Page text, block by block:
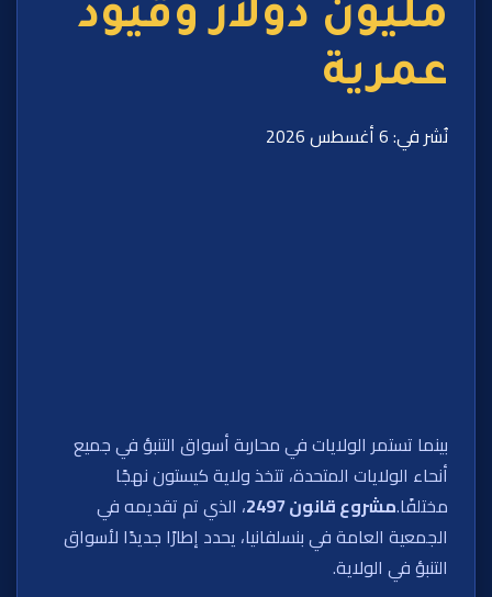
مليون دولار وقيود
عمرية
نُشر في: 6 أغسطس 2026
بينما تستمر الولايات في محاربة أسواق التنبؤ في جميع
أنحاء الولايات المتحدة، تتخذ ولاية كيستون نهجًا
مختلفًا.مشروع قانون 2497
، الذي تم تقديمه في
الجمعية العامة في بنسلفانيا، يحدد إطارًا جديدًا لأسواق
التنبؤ في الولاية.